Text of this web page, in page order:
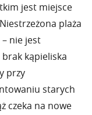
jest miejsce
plaża
nie jest
kąpieliska
przy
starych
czeka na nowe